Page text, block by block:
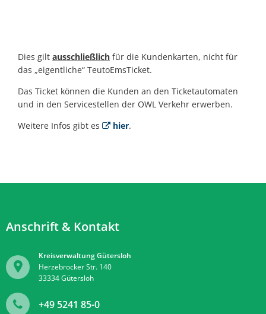
Dies gilt ausschließlich für die Kundenkarten, nicht für
das „eigentliche“ TeutoEmsTicket.
Das Ticket können die Kunden an den Ticketautomaten
und in den Servicestellen der OWL Verkehr erwerben.
Weitere Infos gibt es
hier.
Anschrift & Kontakt
Kreisverwaltung Gütersloh
Herzebrocker Str. 140
33334Gütersloh
+49 5241 85-0